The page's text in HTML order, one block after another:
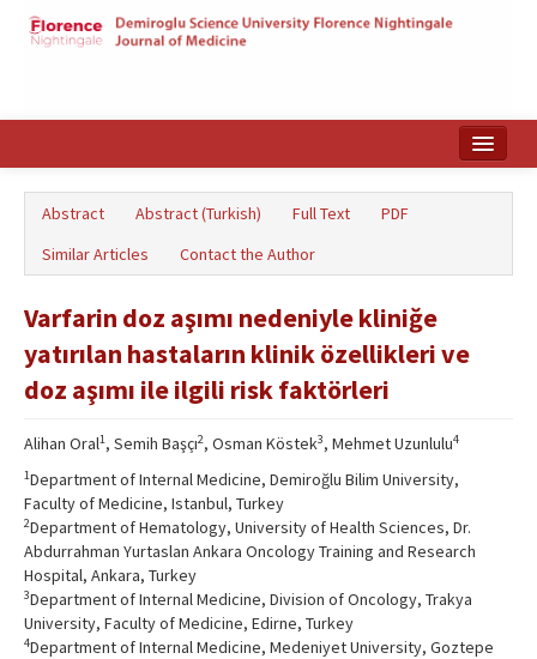
Türkçe
Abstract Abstract (Turkish) Full Text
PDF
Similar Articles
Contact the Author
Varfarin doz aşımı nedeniyle kliniğe
yatırılan hastaların klinik özellikleri ve
doz aşımı ile ilgili risk faktörleri
Alihan Oral1, Semih Başçı2, Osman Köstek3, Mehmet Uzunlulu4
1Department of Internal Medicine, Demiroğlu Bilim University,
Faculty of Medicine, Istanbul, Turkey
2Department of Hematology, University of Health Sciences, Dr.
Abdurrahman Yurtaslan Ankara Oncology Training and Research
Hospital, Ankara, Turkey
3Department of Internal Medicine, Division of Oncology, Trakya
University, Faculty of Medicine, Edirne, Turkey
4Department of Internal Medicine, Medeniyet University, Goztepe